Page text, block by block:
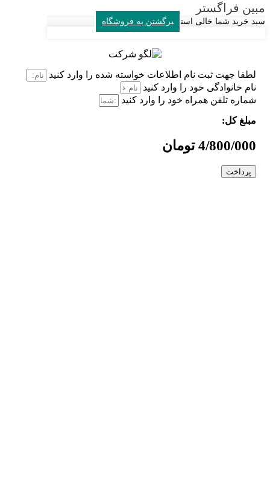
فراگستر
شما خالی است برگشتن به فروشگاه
جهت ثبت نام اطلاعات خواسته شده را وارد کنید
خانوادگی خود را وارد کنید
تلفن همراه خود را وارد کنید
کل:
000 تومان
پرداخت